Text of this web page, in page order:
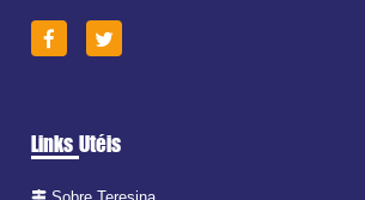
Links Utéis